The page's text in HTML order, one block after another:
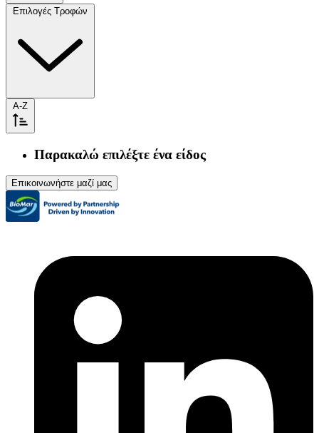
Επιλογές Τροφών
A-Z
Παρακαλώ επιλέξτε ένα είδος
Επικοινωνήστε μαζί μας